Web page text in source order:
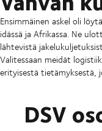
Ensimmäinen askel oli
idässä ja Afrikassa. Ne
lähtevistä
Valitessaan meidät
erityisestä tietämyksestä,
DSV